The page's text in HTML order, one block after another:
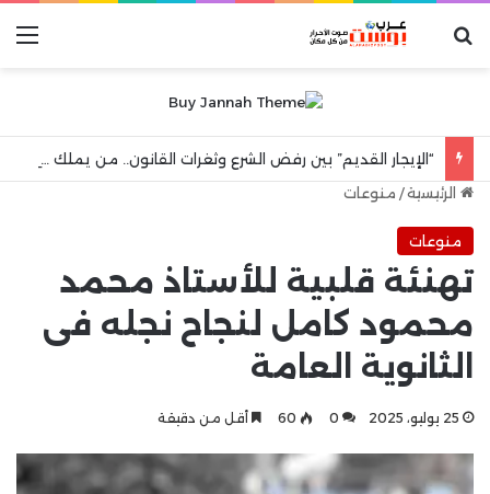
بحث عن
الرئيسية/ منوعات
منوعات
تهنئة قلبية للأستاذ محمد
محمود كامل لنجاح نجله فى
الثانوية العامة
25 يوليو، 2025 0
60 أقل من دقيقة